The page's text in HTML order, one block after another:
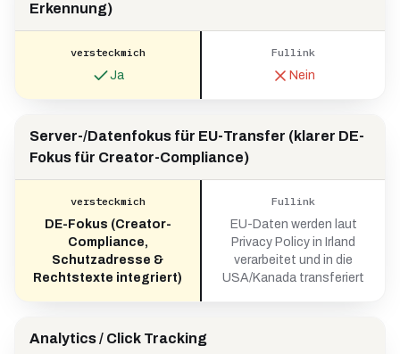
Erkennung)
versteckmich
Ja
Fullink
Nein
Server-/Datenfokus für EU-Transfer (klarer DE-
Fokus für Creator-Compliance)
versteckmich
DE-Fokus (Creator-
Compliance,
Schutzadresse &
Rechtstexte integriert)
Fullink
EU-Daten werden laut
Privacy Policy in Irland
verarbeitet und in die
USA/Kanada transferiert
Analytics / Click Tracking